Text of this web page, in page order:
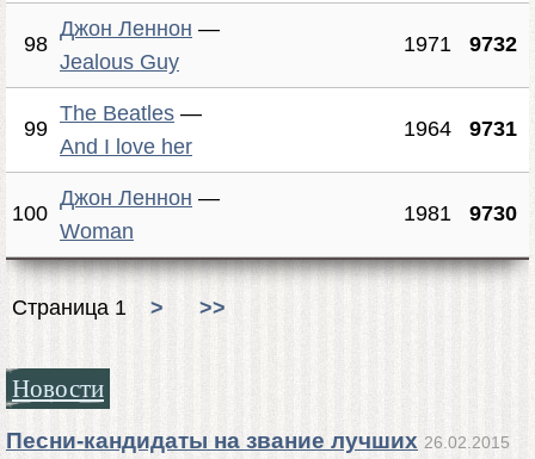
98
Джон Леннон —
Jealous Guy
1971 9732
99
The Beatles —
And I love her
1964 9731
100
Джон Леннон —
Woman
1981 9730
Страница 1 > >>
Новости
Песни-кандидаты на звание лучших 26.02.2015